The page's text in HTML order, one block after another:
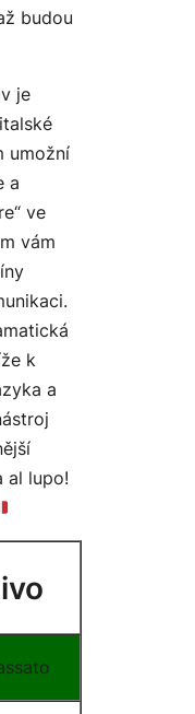
budou
je
umožní
a
ve
vám
k
a
al lupo!